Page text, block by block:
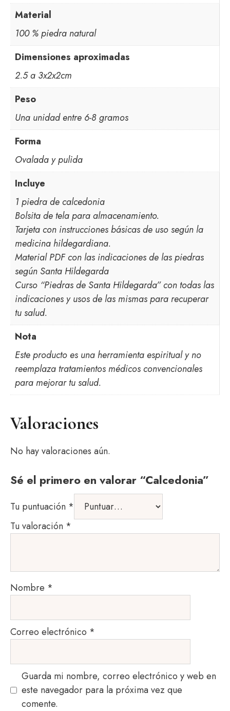
Material
100 % piedra natural
Dimensiones aproximadas
2.5 a 3x2x2cm
Peso
Una unidad entre 6-8 gramos
Forma
Ovalada y pulida
Incluye
1 piedra de calcedonia
Bolsita de tela para almacenamiento.
Tarjeta con instrucciones básicas de uso según la
medicina hildegardiana.
Material PDF con las indicaciones de las piedras
según Santa Hildegarda
Curso “Piedras de Santa Hildegarda” con todas las
indicaciones y usos de las mismas para recuperar
tu salud.
Nota
Este producto es una herramienta espiritual y no
reemplaza tratamientos médicos convencionales
para mejorar tu salud.
Valoraciones
No hay valoraciones aún.
Sé el primero en valorar “Calcedonia”
Tu puntuación *
Tu valoración *
Nombre *
Correo electrónico *
Guarda mi nombre, correo electrónico y web en
este navegador para la próxima vez que
comente.